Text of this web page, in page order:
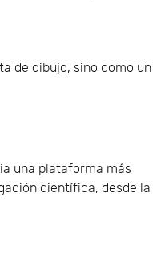
de dibujo, sino como un
una plataforma más
científica, desde la